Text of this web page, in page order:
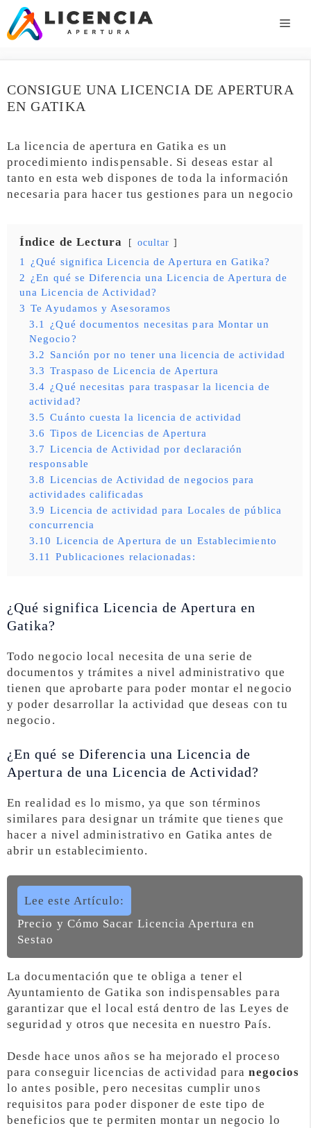
Saltar
contenido
CONSIGUE UNA LICENCIA DE APERTURA
EN GATIKA
La licencia de apertura en Gatika es un
procedimiento indispensable. Si deseas estar al
tanto en esta web dispones de toda la información
necesaria para hacer tus gestiones para un negocio
Índice de Lectura ocultar
1
¿Qué significa Licencia de Apertura en Gatika?
2 ¿En qué se Diferencia una Licencia de Apertura de
una Licencia de Actividad?
3 Te Ayudamos y Asesoramos
3.1
¿Qué documentos necesitas para Montar un
Negocio?
3.2 Sanción por no tener una licencia de actividad
3.3 Traspaso de Licencia de Apertura
3.4 ¿Qué necesitas para traspasar la licencia de
actividad?
3.5 Cuánto cuesta la licencia de actividad
3.6 Tipos de Licencias de Apertura
3.7 Licencia de Actividad por declaración
responsable
3.8 Licencias de Actividad de negocios para
actividades calificadas
3.9 Licencia de actividad para Locales de pública
concurrencia
3.10 Licencia de Apertura de un Establecimiento
3.11
Publicaciones relacionadas:
¿Qué significa Licencia de Apertura en
Gatika?
Todo negocio local necesita de una serie de
documentos y trámites a nivel administrativo que
tienen que aprobarte para poder montar el negocio
y poder desarrollar la actividad que deseas con tu
negocio.
¿En qué se Diferencia una Licencia de
Apertura de una Licencia de Actividad?
En realidad es lo mismo, ya que son términos
similares para designar un trámite que tienes que
hacer a nivel administrativo en Gatika antes de
abrir un establecimiento.
Lee este Artículo:
Precio y Cómo Sacar Licencia Apertura en
Sestao
La documentación que te obliga a tener el
Ayuntamiento de Gatika son indispensables para
garantizar que el local está dentro de las Leyes de
seguridad y otros que necesita en nuestro País.
Desde hace unos años se ha mejorado el proceso
para conseguir licencias de actividad paranegocios
lo antes posible, pero necesitas cumplir unos
requisitos para poder disponer de este tipo de
beneficios que te permiten montar un negocio lo